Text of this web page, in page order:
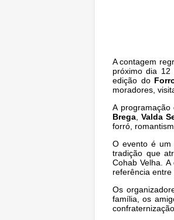
A contagem
próximo dia
edição do
moradores,
A
Brega Valda
forró,
O evento é um
tradição que
Cohab Velha.
referência entre
Os
família, os
confraternização.